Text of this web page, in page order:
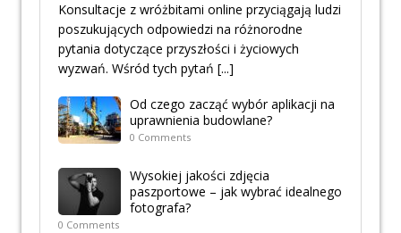
Konsultacje z wróżbitami online przyciągają ludzi
poszukujących odpowiedzi na różnorodne
pytania dotyczące przyszłości i życiowych
wyzwań. Wśród tych pytań [...]
Od czego zacząć wybór aplikacji na
uprawnienia budowlane?
0 Comments
Wysokiej jakości zdjęcia
paszportowe – jak wybrać idealnego
fotografa?
0 Comments